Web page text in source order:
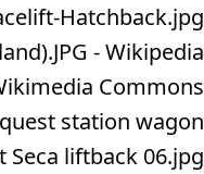
Hatchback.jpg ...
- Wikipedia
Commons
station wagon ...
liftback 06.jpg ...